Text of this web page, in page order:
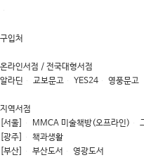
기
참여
구입처
온라인서점 / 전국대형서점
알라딘 교보문고 YES24 영풍문고
지역서점
[서울] MMCA 미술책방(오프라인)
[광주] 책과생활
[부산] 부산도서 영광도서